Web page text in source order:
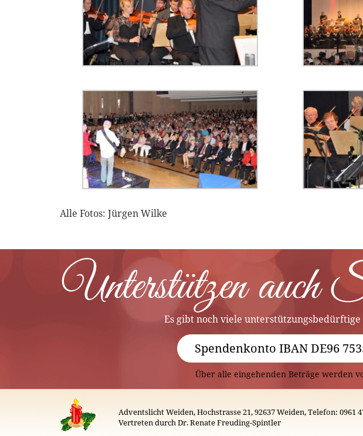
Alle Fotos: Jürgen Wilke
Es gibt noch viele
Spendenkonto IBAN DE96
Über alle eingehenden Beträge werden
Adventslicht Weiden, Hochstrasse 21, 92637 Weiden, Telefon: 0961
Vertreten durch Dr. Renate Freuding-Spintler